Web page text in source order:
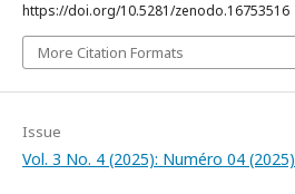
https://doi.org/10.5281/zenodo.16753516
More Citation Formats
Issue
Vol. 3 No. 4 (2025): Numéro 04 (2025)